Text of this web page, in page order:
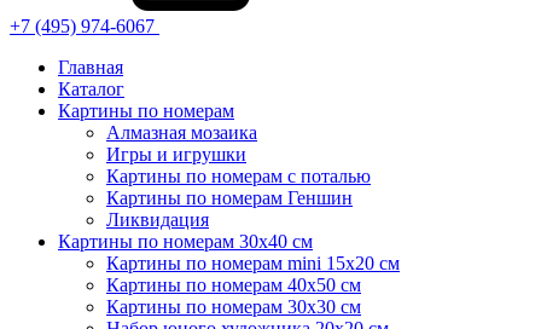
+7 (495) 974-6067
Главная
Каталог
Картины по номерам
Алмазная мозаика
Игры и игрушки
Картины по номерам с поталью
Картины по номерам Геншин
Ликвидация
Картины по номерам 30х40 см
Картины по номерам mini 15х20 см
Картины по номерам 40х50 см
Картины по номерам 30x30 см